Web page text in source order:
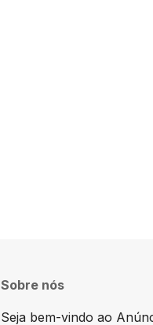
Sobre nós
Seja bem-vindo ao